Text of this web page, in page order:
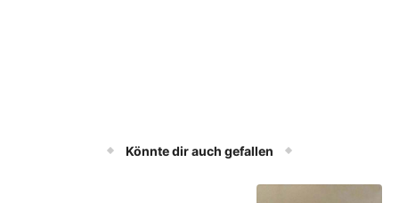
Könnte dir auch gefallen